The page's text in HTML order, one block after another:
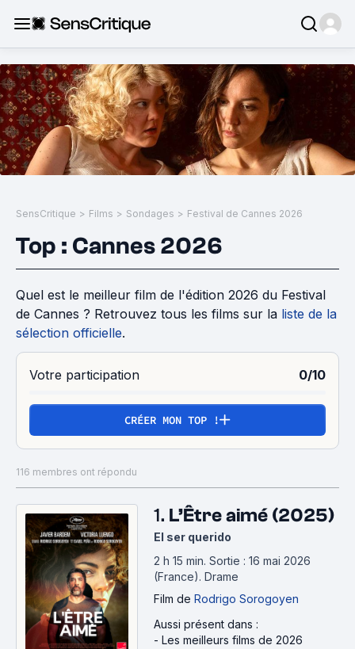
SensCritique > Films > Sondages > Festival de Cannes 2026
Top : Cannes 2026
Quel est le meilleur film de l'édition 2026 du Festival
de Cannes ? Retrouvez tous les films sur la liste de la
sélection officielle.
Votre participation 0/10
CRÉER MON TOP !
116 membres ont répondu
1. L’Être aimé (2025)
El ser querido
2 h 15 min. Sortie : 16 mai 2026
(France). Drame
Film de Rodrigo Sorogoyen
Aussi présent dans :
- Les meilleurs films de 2026